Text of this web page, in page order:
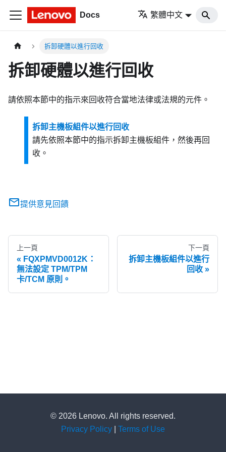
Docs 繁體中文
拆卸硬體以進行回收
拆卸硬體以進行回收
請依照本節中的指示來回收符合當地法律或法規的元件。
拆卸主機板組件以進行回收
請先依照本節中的指示拆卸主機板組件，然後再回
收。
提供意見回饋
上一頁
FQXPMVD0012K：
無法設定 TPM/TPM
卡/TCM 原則。
下一頁
拆卸主機板組件以進行
回收
© 2026 Lenovo. All rights reserved.
Privacy Policy
Terms of Use